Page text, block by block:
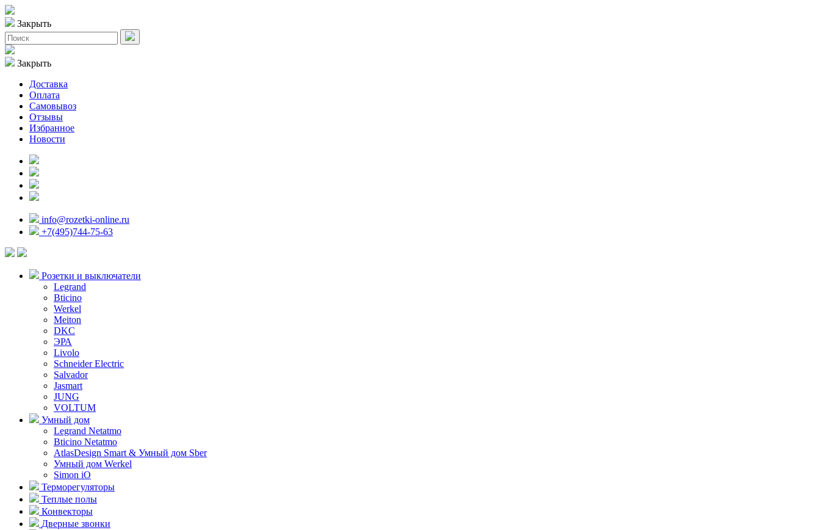
Закрыть
Закрыть
Доставка
Оплата
Самовывоз
Отзывы
Избранное
Новости
info@rozetki-online.ru
+7(495)744-75-63
Розетки и выключатели
Legrand
Bticino
Werkel
Meiton
DKC
ЭРА
Livolo
Schneider Electric
Salvador
Jasmart
JUNG
VOLTUM
Умный дом
Legrand Netatmo
Bticino Netatmo
AtlasDesign Smart & Умный дом Sber
Умный дом Werkel
Simon iO
Терморегуляторы
Теплые полы
Конвекторы
Дверные звонки